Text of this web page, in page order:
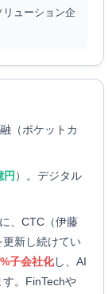
ューション企
（ポケットカ
円 ）。デジタル
、CTC（伊藤
新し続けてい
子会社化し、AI
。FinTechや